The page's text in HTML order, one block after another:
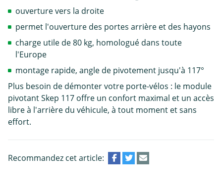
ouverture vers la droite
permet l'ouverture des portes arrière et des hayons
charge utile de 80 kg, homologué dans toute
l'Europe
montage rapide, angle de pivotement jusqu'à 117°
Plus besoin de démonter votre porte-vélos : le module
pivotant Skep 117 offre un confort maximal et un accès
libre à l'arrière du véhicule, à tout moment et sans
effort.
Recommandez cet article: